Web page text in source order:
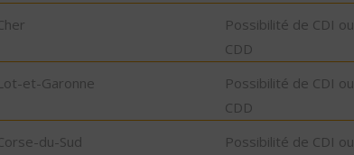
Possibilité de CDI ou
CDD
et-Garonne
Possibilité de CDI ou
CDD
du-Sud
Possibilité de CDI ou